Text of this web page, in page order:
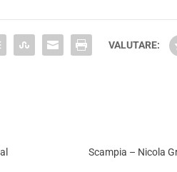
VALUTARE:
Scampia – Nicola